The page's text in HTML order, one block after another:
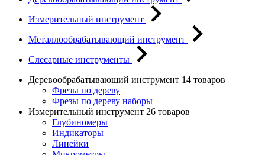
Измерительный инструмент
Металлообрабатывающий инструмент
Слесарные инструменты
Деревообрабатывающий инструмент 14 товаров
Фрезы по дереву
Фрезы по дереву наборы
Измерительный инструмент 26 товаров
Глубиномеры
Индикаторы
Линейки